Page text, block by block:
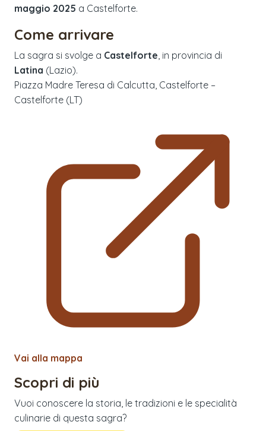
maggio 2025 a Castelforte.
Come arrivare
La sagra si svolge a Castelforte , in provincia di
Latina (Lazio).
Piazza Madre Teresa di Calcutta, Castelforte –
Castelforte (LT)
Vai alla mappa
Scopri di più
Vuoi conoscere la storia, le tradizioni e le specialità
culinarie di questa sagra?